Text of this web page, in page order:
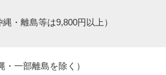
縄・離島等は9,800円以上）
一部離島を除く）